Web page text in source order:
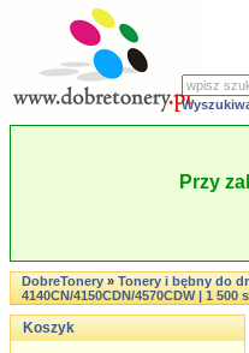
Przy
DobreTonery»Tonery i bębny do
4140CN/4150CDN/4570CDW | 1 500
Koszyk